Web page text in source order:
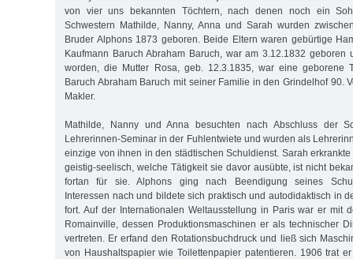
von vier uns bekannten Töchtern, nach denen noch ein
Schwestern Mathilde, Nanny, Anna und Sarah wurden
Bruder Alphons 1873 geboren. Beide Eltern waren gebürtige
Kaufmann Baruch Abraham Baruch, war am 3.12.1832 geboren
worden, die Mutter Rosa, geb. 12.3.1835, war eine geborene
Baruch Abraham Baruch mit seiner Familie in den Grindelhof 90.
Makler.
Mathilde, Nanny und Anna besuchten nach Abschluss der
Lehrerinnen-Seminar in der Fuhlentwiete und wurden als
einzige von ihnen in den städtischen Schuldienst. Sarah
geistig-seelisch, welche Tätigkeit sie davor ausübte, ist nicht
fortan für sie. Alphons ging nach Beendigung seines
Interessen nach und bildete sich praktisch und autodidaktisch in
fort. Auf der Internationalen Weltausstellung in Paris war er mit
Romainville, dessen Produktionsmaschinen er als technischer
vertreten. Er erfand den Rotationsbuchdruck und ließ sich
von Haushaltspapier wie Toilettenpapier patentieren. 1906 trat